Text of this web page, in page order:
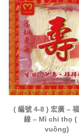
( 編號 4-8 ) 宏廣 –
線 – Mì chỉ thọ (
vuông)